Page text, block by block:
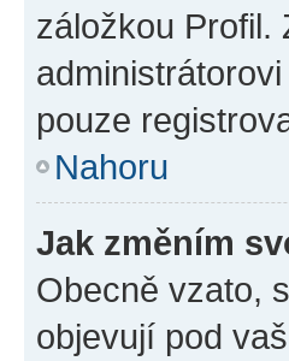
záložkou Profil.
pouze
Nahoru
Jak změním
Obecně vzato,
objevují pod